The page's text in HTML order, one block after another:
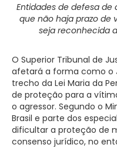
Entidades de defesa
que não haja prazo de
seja reconhecida
O Superior Tribunal de
afetará a forma como o
trecho da Lei Maria da
de proteção para a
o agressor. Segundo o
Brasil e parte dos
dificultar a proteção de
consenso jurídico, no